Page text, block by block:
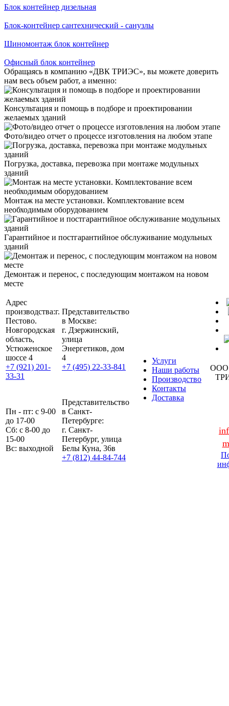
Блок контейнер дизельная
Блок-контейнер сантехнический - санузлы
Шиномонтаж блок контейнер
Офисный блок контейнер
Обращаясь в компанию «ДВК ТРИЭС», вы можете доверить
нам весь объем работ, а именно:
Консультация и помощь в подборе и проектировании
желаемых зданий
Фото/видео отчет о процессе изготовления на любом этапе
Погрузка, доставка, перевозка при монтаже модульных
зданий
Монтаж на месте установки. Комплектование всем
необходимым оборудованием
Гарантийное и постгарантийное обслуживание модульных
зданий
Демонтаж и перенос, с последующим монтажом на новом
месте
Адрес
производства:г.
Пестово.
Новгородская
область,
Устюженское
шоссе 4
+7 (921) 201-
33-31
Представительство
в Москве:
г. Дзержинский,
улица
Энергетиков, дом
4
+7 (495) 22-33-841
Услуги
Наши работы
Производство
Контакты
Доставка
ООО
Пн - пт: с 9-00
до 17-00
Сб: с 8-00 до
15-00
Вс: выходной
Представительство
в Санкт-
Петербурге:
г. Санкт-
Петербург, улица
Белы Куна, 36в
+7 (812) 44-84-744